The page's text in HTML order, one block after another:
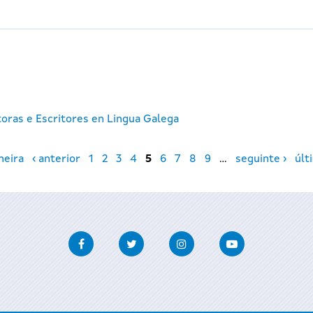
e Escritores en Lingua Galega
‹ anterior 1 2 3 4 5 6 7 8 9 … seguinte ›
FacebookTwitter InstagramYoutube